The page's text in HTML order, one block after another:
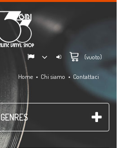
(vuoto)
Home Chi siamo Contattaci
GENRES